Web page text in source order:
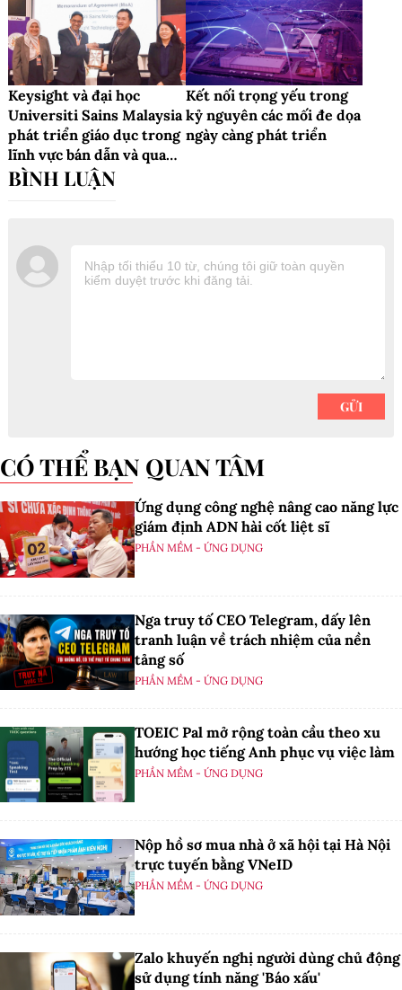
Keysight và đại học
Universiti Sains Malaysia
phát triển giáo dục trong
lĩnh vực bán dẫn và quang
tử tại Malaysia
Kết nối trọng yếu trong
kỷ nguyên các mối đe dọa
ngày càng phát triển
CÓ THỂ BẠN QUAN TÂM
Ứng dụng công nghệ nâng cao năng lực
giám định ADN hài cốt liệt sĩ
PHẦN MỀM - ỨNG DỤNG
Nga truy tố CEO Telegram, dấy lên
tranh luận về trách nhiệm của nền
tảng số
PHẦN MỀM - ỨNG DỤNG
TOEIC Pal mở rộng toàn cầu theo xu
hướng học tiếng Anh phục vụ việc làm
PHẦN MỀM - ỨNG DỤNG
Nộp hồ sơ mua nhà ở xã hội tại Hà Nội
trực tuyến bằng VNeID
PHẦN MỀM - ỨNG DỤNG
Zalo khuyến nghị người dùng chủ động
sử dụng tính năng 'Báo xấu'